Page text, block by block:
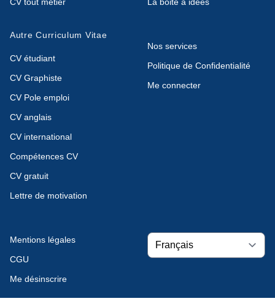
Autre Curriculum Vitae
CV étudiant
CV Graphiste
CV Pole emploi
CV anglais
CV international
Compétences CV
CV gratuit
Lettre de motivation
Nos services
Politique de Confidentialité
Me connecter
Mentions légales
CGU
Me désinscrire